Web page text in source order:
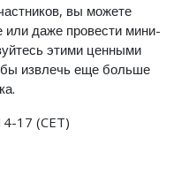
вы можете
или даже провести мини-
этими ценными
извлечь еще больше
17 (CET)